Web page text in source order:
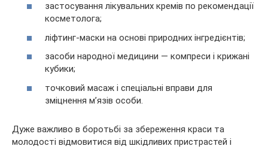
застосування лікувальних кремів по рекомендації
косметолога;
ліфтинг-маски на основі природних інгредієнтів;
засоби народної медицини — компреси і крижані
кубики;
точковий масаж і спеціальні вправи для
зміцнення м’язів особи.
Дуже важливо в боротьбі за збереження краси та
молодості відмовитися від шкідливих пристрастей і